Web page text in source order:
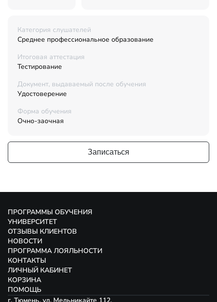
Категория слушателей
Среднее профессиональное образование
Итоговая аттестация
Тестирование
Документ, выдаваемый после обучения
Удостоверение
Форма обучения
Очно-заочная
Записаться
ПРОГРАММЫ ОБУЧЕНИЯ
УНИВЕРСИТЕТ
ОТЗЫВЫ КЛИЕНТОВ
НОВОСТИ
ПРОГРАММА ЛОЯЛЬНОСТИ
КОНТАКТЫ
ЛИЧНЫЙ КАБИНЕТ
КОРЗИНА
ПОМОЩЬ